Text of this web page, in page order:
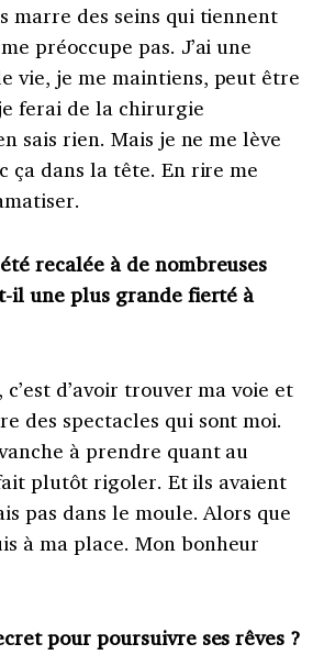
marre des seins qui tiennent
préoccupe pas. J’ai une
vie, je me maintiens, peut être
ferai de la chirurgie
sais rien. Mais je ne me lève
ça dans la tête. En rire me
recalée à de nombreuses
il une plus grande fierté à
d’avoir trouver ma voie et
des spectacles qui sont moi.
à prendre quant au
plutôt rigoler. Et ils avaient
pas dans le moule. Alors que
à ma place. Mon bonheur
pour poursuivre ses rêves ?